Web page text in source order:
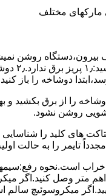
مختلف
طرف ﺑﯿﺮون،دستگاه
دوشاخه را باز
را از ﺑﺮق بکشید و
روﺷﻦ نشود.
ﻫﺎی ﮐﻠﯿﺪ را
ﺗﺎﯾﻤﺮ را به حالت
ﺧﺮاب اﺳﺖ.نحوه
اﻫﻢ ﻣﺘﺮ وصل
ﻣﯿﮑﺮوﺳﻮﺋﯿﭻ